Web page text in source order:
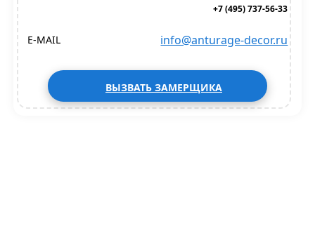
+7 (495) 737-56-33
E-MAIL info@anturage-decor.ru
ВЫЗВАТЬ ЗАМЕРЩИКА